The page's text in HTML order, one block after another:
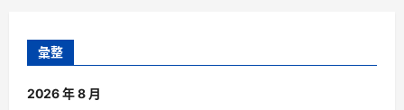
彙整
2026 年 8 月